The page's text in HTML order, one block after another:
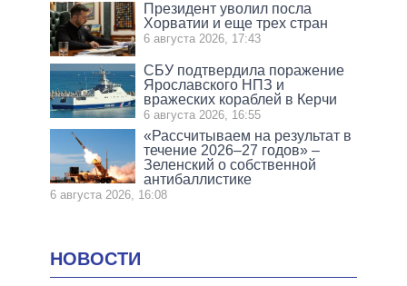
Президент уволил посла
Хорватии и еще трех стран
6 августа 2026, 17:43
СБУ подтвердила поражение
Ярославского НПЗ и
вражеских кораблей в Керчи
6 августа 2026, 16:55
«Рассчитываем на результат в
течение 2026–27 годов» –
Зеленский о собственной
антибаллистике
6 августа 2026, 16:08
НОВОСТИ